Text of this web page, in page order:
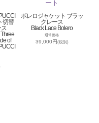
切替
of
ボレロジャケット ブラッ
クレース
Black Lace Bolero
通常価格
39,000円(税別)